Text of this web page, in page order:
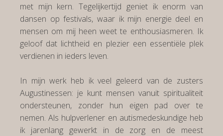
met mijn kern. Tegelijkertijd geniet ik enorm van
dansen op festivals, waar ik mijn energie deel en
mensen om mij heen weet te enthousiasmeren. Ik
geloof dat lichtheid en plezier een essentiële plek
verdienen in ieders leven.
In mijn werk heb ik veel geleerd van de zusters
Augustinessen: je kunt mensen vanuit spiritualiteit
ondersteunen, zonder hun eigen pad over te
nemen. Als hulpverlener en autismedeskundige heb
ik jarenlang gewerkt in de zorg en de meest